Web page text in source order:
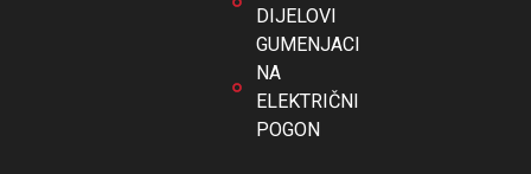
DIJELOVI
GUMENJACI
NA
ELEKTRIČNI
POGON